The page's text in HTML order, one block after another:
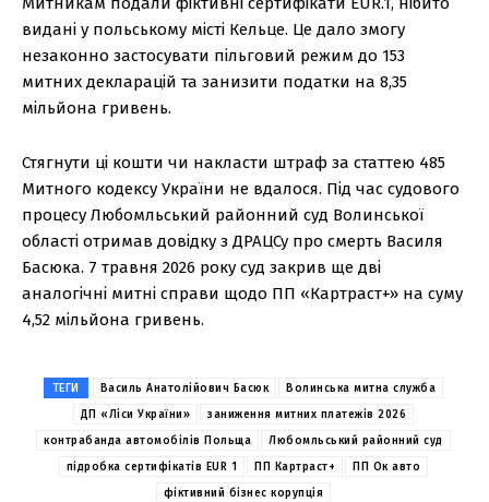
видані у польському місті Кельце. Це дало змогу
незаконно застосувати пільговий режим до 153
митних декларацій та занизити податки на 8,35
мільйона гривень.
Стягнути ці кошти чи накласти штраф за статтею 485
Митного кодексу України не вдалося. Під час судового
процесу Любомльський районний суд Волинської
області отримав довідку з ДРАЦСу про смерть Василя
Басюка. 7 травня 2026 року суд закрив ще дві
аналогічні митні справи щодо ПП «Картраст+» на суму
4,52 мільйона гривень.
ТЕГИ Василь Анатолійович Басюк
Волинська митна служба
ДП «Ліси України»
заниження митних платежів 2026
контрабанда автомобілів Польща
Любомльський районний суд
підробка сертифікатів EUR 1
ПП Картраст+
ПП Ок авто
фіктивний бізнес корупція